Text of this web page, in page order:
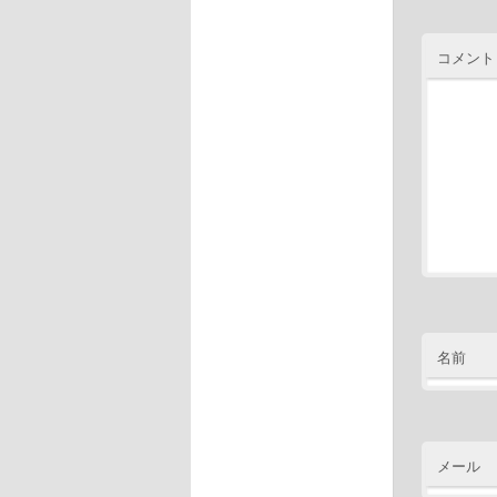
コメント
名前
メール